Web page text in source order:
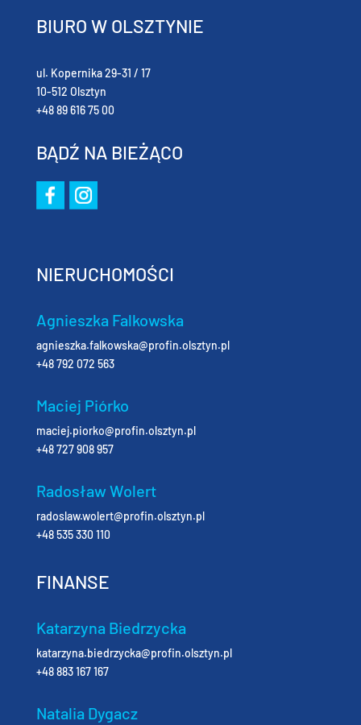
BIURO W OLSZTYNIE
ul. Kopernika 29-31 / 17
10-512 Olsztyn
+48 89 616 75 00
BĄDŹ NA BIEŻĄCO
NIERUCHOMOŚCI
Agnieszka Falkowska
agnieszka.falkowska@profin.olsztyn.pl
+48 792 072 563
Maciej Piórko
maciej.piorko@profin.olsztyn.pl
+48 727 908 957
Radosław Wolert
radoslaw.wolert@profin.olsztyn.pl
+48 535 330 110
FINANSE
Katarzyna Biedrzycka
katarzyna.biedrzycka@profin.olsztyn.pl
+48 883 167 167
Natalia Dygacz